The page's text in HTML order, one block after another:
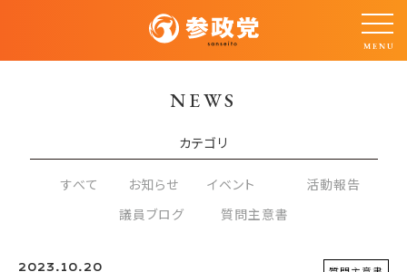
NEWS
カテゴリ
すべて お知らせ イベント
活動報告
議員ブログ
質問主意書
2023.10.20